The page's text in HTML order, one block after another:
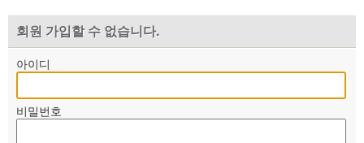
회원 가입할 수 없습니다.
아이디
비밀번호
자료
부설기관